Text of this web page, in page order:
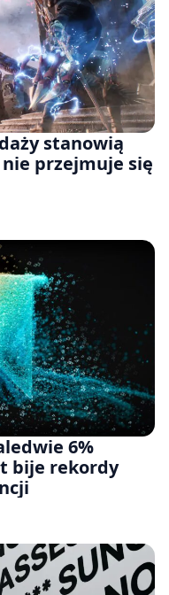
stanowią
przejmuje się
6%
bije rekordy